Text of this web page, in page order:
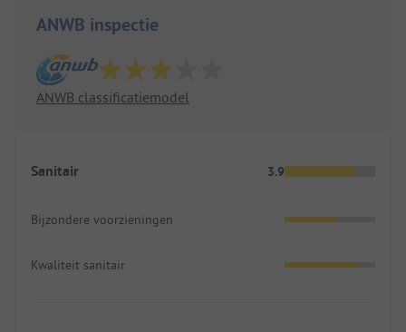
ANWB inspectie
ANWB classificatiemodel
Sanitair 3.9
Bijzondere voorzieningen
Kwaliteit sanitair